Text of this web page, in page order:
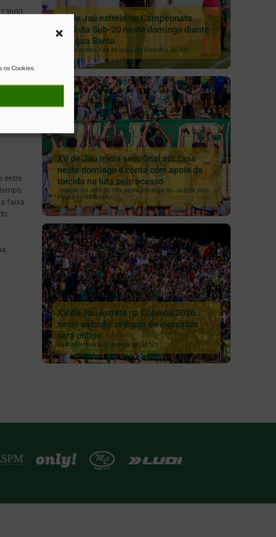
Cookies.
com
que
para
entre
faixa
XV de Jaú estreia no Campeonato
Paulista Sub-20 neste domingo diante
do Água Santa
Galinho estreia fora de casa, em Diadema, às 10h
XV de Jaú inicia semifinal em casa
neste domingo e conta com apoio da
torcida na luta pelo acesso
Jogo de ida será às 10h, neste domingo, no Jauzão, pelo
Paulistão A3 Rivalo
XV de Jaú estreia na Copinha 2026
neste sábado: retirada de ingressos
será online
Galinho enfrenta o Luverdense, às 17h